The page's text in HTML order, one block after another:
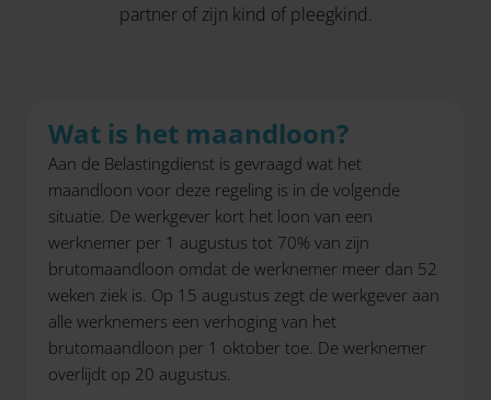
partner of zijn kind of pleegkind.
Wat is het maandloon?
Aan de Belastingdienst is gevraagd wat het
maandloon voor deze regeling is in de volgende
situatie. De werkgever kort het loon van een
werknemer per 1 augustus tot 70% van zijn
brutomaandloon omdat de werknemer meer dan 52
weken ziek is. Op 15 augustus zegt de werkgever aan
alle werknemers een verhoging van het
brutomaandloon per 1 oktober toe. De werknemer
overlijdt op 20 augustus.